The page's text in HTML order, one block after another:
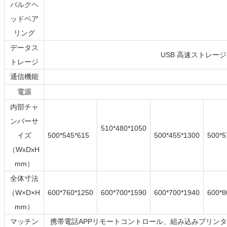
バルクヘ
ッドベア
リング
データス
トレージ
USB 高速ストレー
通信機能
電源
内部チャ
ンバーサ
イズ
（WxDxH
mm）
500*545*615
510*480*1050
500*455*1300
全体寸法
（W×D×H
mm）
600*760*1250 600*700*1590 600*700*1940
マッチン
携帯電話APPリモートコントロール、組み込みプリン